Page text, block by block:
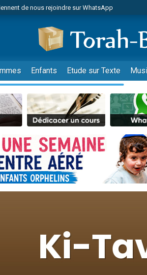
de nous rejoindre sur WhatsApp
viennent de faire un don pour 5 jours de vacances
viennent de faire un don pour Diane, 80 ans,
de nous rejoindre sur WhatsApp
de demander une bénédiction
viennent de faire un don pour Sauvez la jambe
pour étudier en groupe sur Zoom
musiques dans Torah-Box Music
de nous rejoindre sur WhatsApp
de nous rejoindre sur WhatsApp
musiques dans Torah-Box Music
de nous rejoindre sur WhatsApp
places pour étudier en groupe sur Zoom
son Maasser
Enfants Etude sur Texte